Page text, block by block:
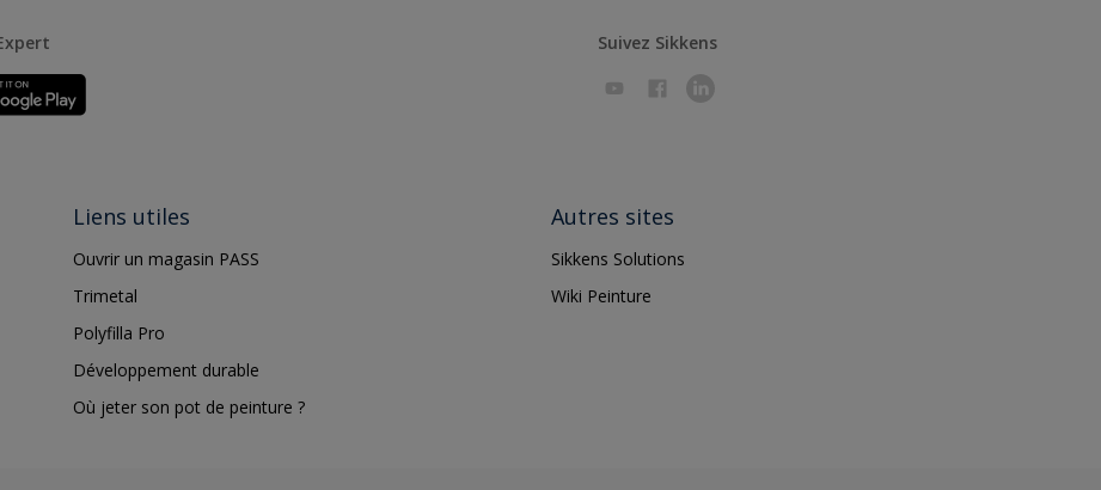
Suivez Sikkens
Liens utiles
Ouvrir un magasin PASS
Trimetal
Polyfilla Pro
Développement durable
Où jeter son pot de peinture ?
Autres sites
Sikkens Solutions
Wiki Peinture